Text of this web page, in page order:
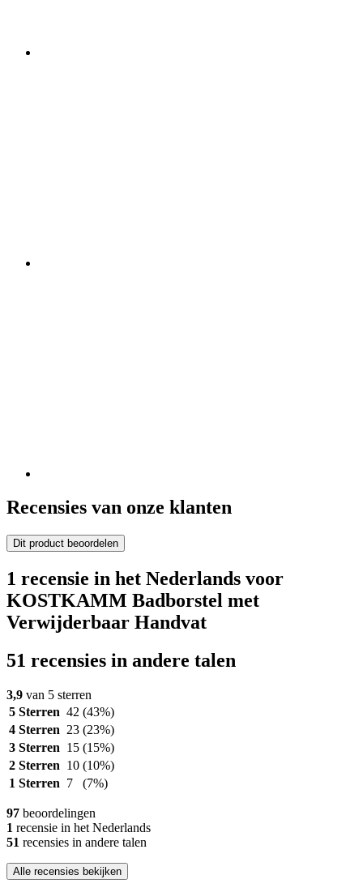
Recensies van onze klanten
Dit product beoordelen
1 recensie in het Nederlands voor
KOSTKAMM Badborstel met
Verwijderbaar Handvat
51 recensies in andere talen
3,9 van 5 sterren
5 Sterren 42 (43%)
4 Sterren 23 (23%)
3 Sterren 15 (15%)
2 Sterren 10 (10%)
1 Sterren 7 (7%)
97 beoordelingen
1 recensie in het Nederlands
51 recensies in andere talen
Alle recensies bekijken